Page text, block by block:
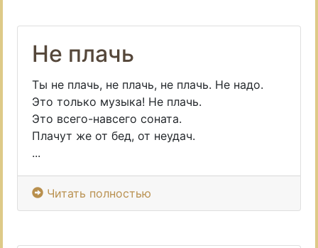
Не плачь
Ты не плачь, не плачь, не плачь. Не надо.
Это только музыка! Не плачь.
Это всего-навсего соната.
Плачут же от бед, от неудач.
...
Читать полностью